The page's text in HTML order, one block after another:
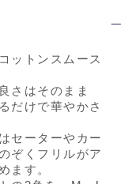
ットンスムース
さはそのまま
だけで華やかさ
セーターやカー
ぞくフリルがア
ます。